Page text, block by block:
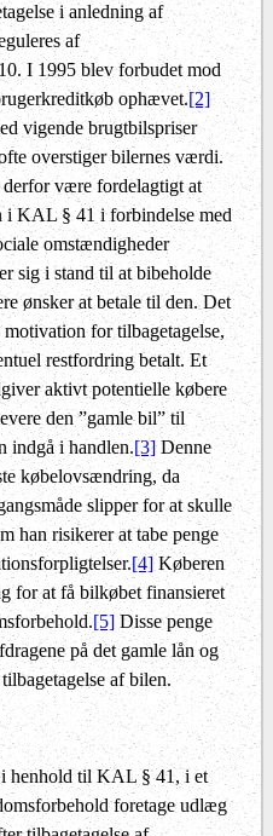
i anledning af
af
I 1995 blev forbudet mod
ophævet.[2]
vigende brugtbilspriser
overstiger bilernes værdi.
være fordelagtigt at
i KAL § 41 i forbindelse med
omstændigheder
sig i stand til at bibeholde
ønsker at betale til den. Det
for tilbagetagelse,
restfordring betalt. Et
aktivt potentielle købere
den ”gamle bil” til
indgå i handlen.[3]Denne
købelovsændring, da
slipper for at skulle
han risikerer at tabe penge
[4]Køberen
for at få bilkøbet finansieret
[5] Disse penge
på det gamle lån og
af bilen.
henhold til KAL § 41, i et
foretage udlæg